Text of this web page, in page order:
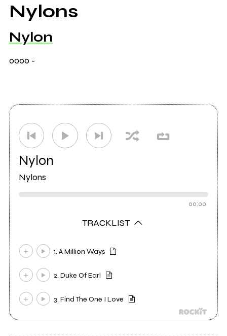
Nylons
Nylon
0000-
Nylon
Nylons
00:00
TRACKLIST
1. A Million Ways
2. Duke Of Earl
3. Find The One I Love